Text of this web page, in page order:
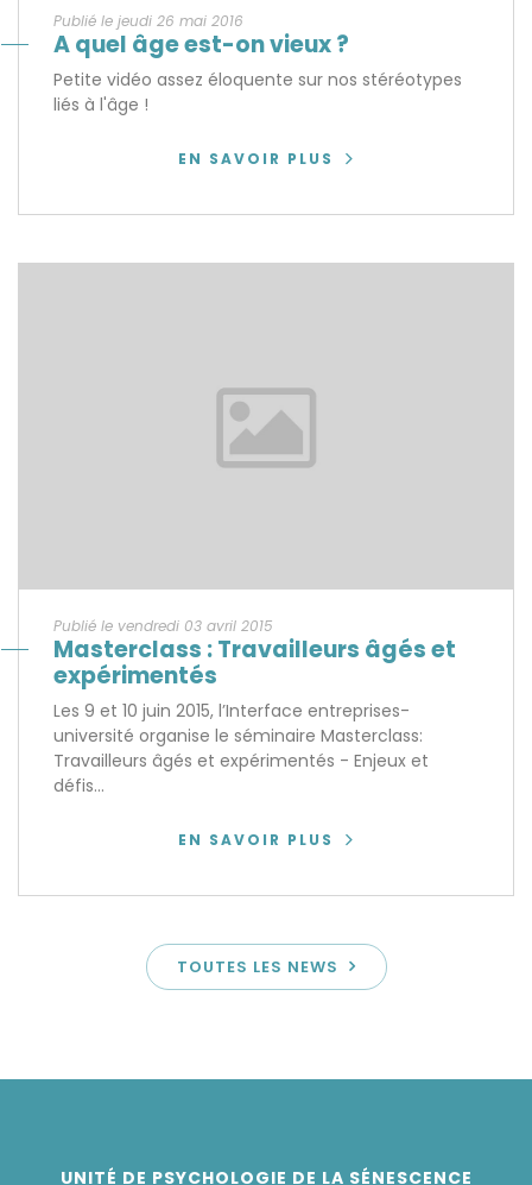
Publié le jeudi 26 mai 2016
A quel âge est-on vieux ?
Petite vidéo assez éloquente sur nos stéréotypes
liés à l'âge !
EN SAVOIR PLUS
Publié le vendredi 03 avril 2015
Masterclass : Travailleurs âgés et
expérimentés
Les 9 et 10 juin 2015, l’Interface entreprises-
université organise le séminaire Masterclass:
Travailleurs âgés et expérimentés - Enjeux et
défis...
EN SAVOIR PLUS
TOUTES LES NEWS
UNITÉ DE PSYCHOLOGIE DE LA SÉNESCENCE